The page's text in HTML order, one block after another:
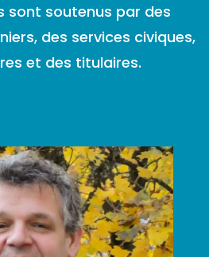
sont soutenus par des
des services civiques,
et des titulaires.